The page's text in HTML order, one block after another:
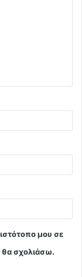
μου σε
θα σχολιάσω.